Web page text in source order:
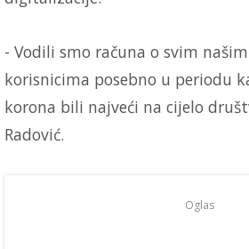
- Vodili smo računa o svim
korisnicima posebno u periodu
korona bili najveći na cijelo
Radović.
Oglas